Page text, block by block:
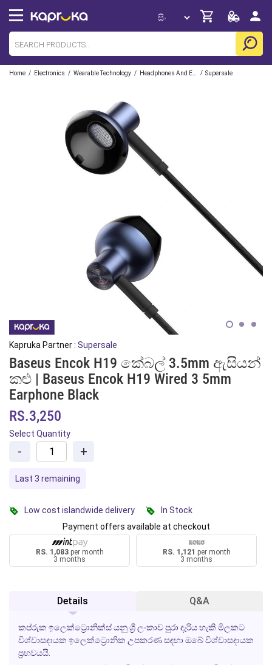
Home / Electronics / Wearable Technology / / Supersale
Kapruka Partner : Supersale
Baseus Encok H19 කේබල් 3.5mm ඇසියන්
කළු | Baseus Encok H19 Wired 3 5mm
Earphone Black
RS.3,250
Select Quantity
- +
Last 3 remaining
Low cost islandwide delivery
In Stock
Payment offers available at checkout
RS. 1,083per month
3 months
RS. 1,121 per month
3 months
Details Q&A
කප්රුක ඉලෙක්ට්‍රොනික්ස් යනු ශ්‍රී ලංකාව පුරා දැරිය හැකි මිලකට
විශ්වාසදායක ඉලෙක්ට්‍රොනික උපකරණ සඳහා ඔබේ විශ්වාසදායක
ප්‍රභවයයි.